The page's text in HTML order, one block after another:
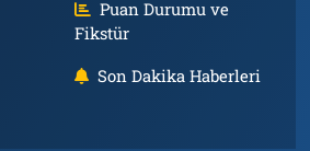
Puan Durumu ve
Fikstür
Son Dakika Haberleri